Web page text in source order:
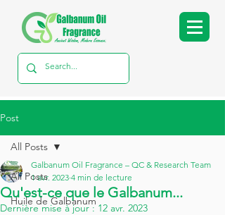
Post
All Posts
Huile de Galbanum
All Posts
Qu'est-ce que le Galbanum...
Galbanum Oil Fragrance – QC & Research Team
1 avr. 2023 4 min de lecture
Dernière mise à jour : 12 avr. 2023